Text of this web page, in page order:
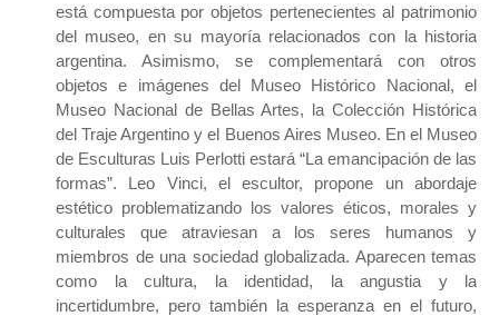
está compuesta por objetos pertenecientes al patrimonio
del museo, en su mayoría relacionados con la historia
argentina. Asimismo, se complementará con otros
objetos e imágenes del Museo Histórico Nacional, el
Museo Nacional de Bellas Artes, la Colección Histórica
del Traje Argentino y el Buenos Aires Museo. En el Museo
de Esculturas Luis Perlotti estará “La emancipación de las
formas”. Leo Vinci, el escultor, propone un abordaje
estético problematizando los valores éticos, morales y
culturales que atraviesan a los seres humanos y
miembros de una sociedad globalizada. Aparecen temas
como la cultura, la identidad, la angustia y la
incertidumbre, pero también la esperanza en el futuro,